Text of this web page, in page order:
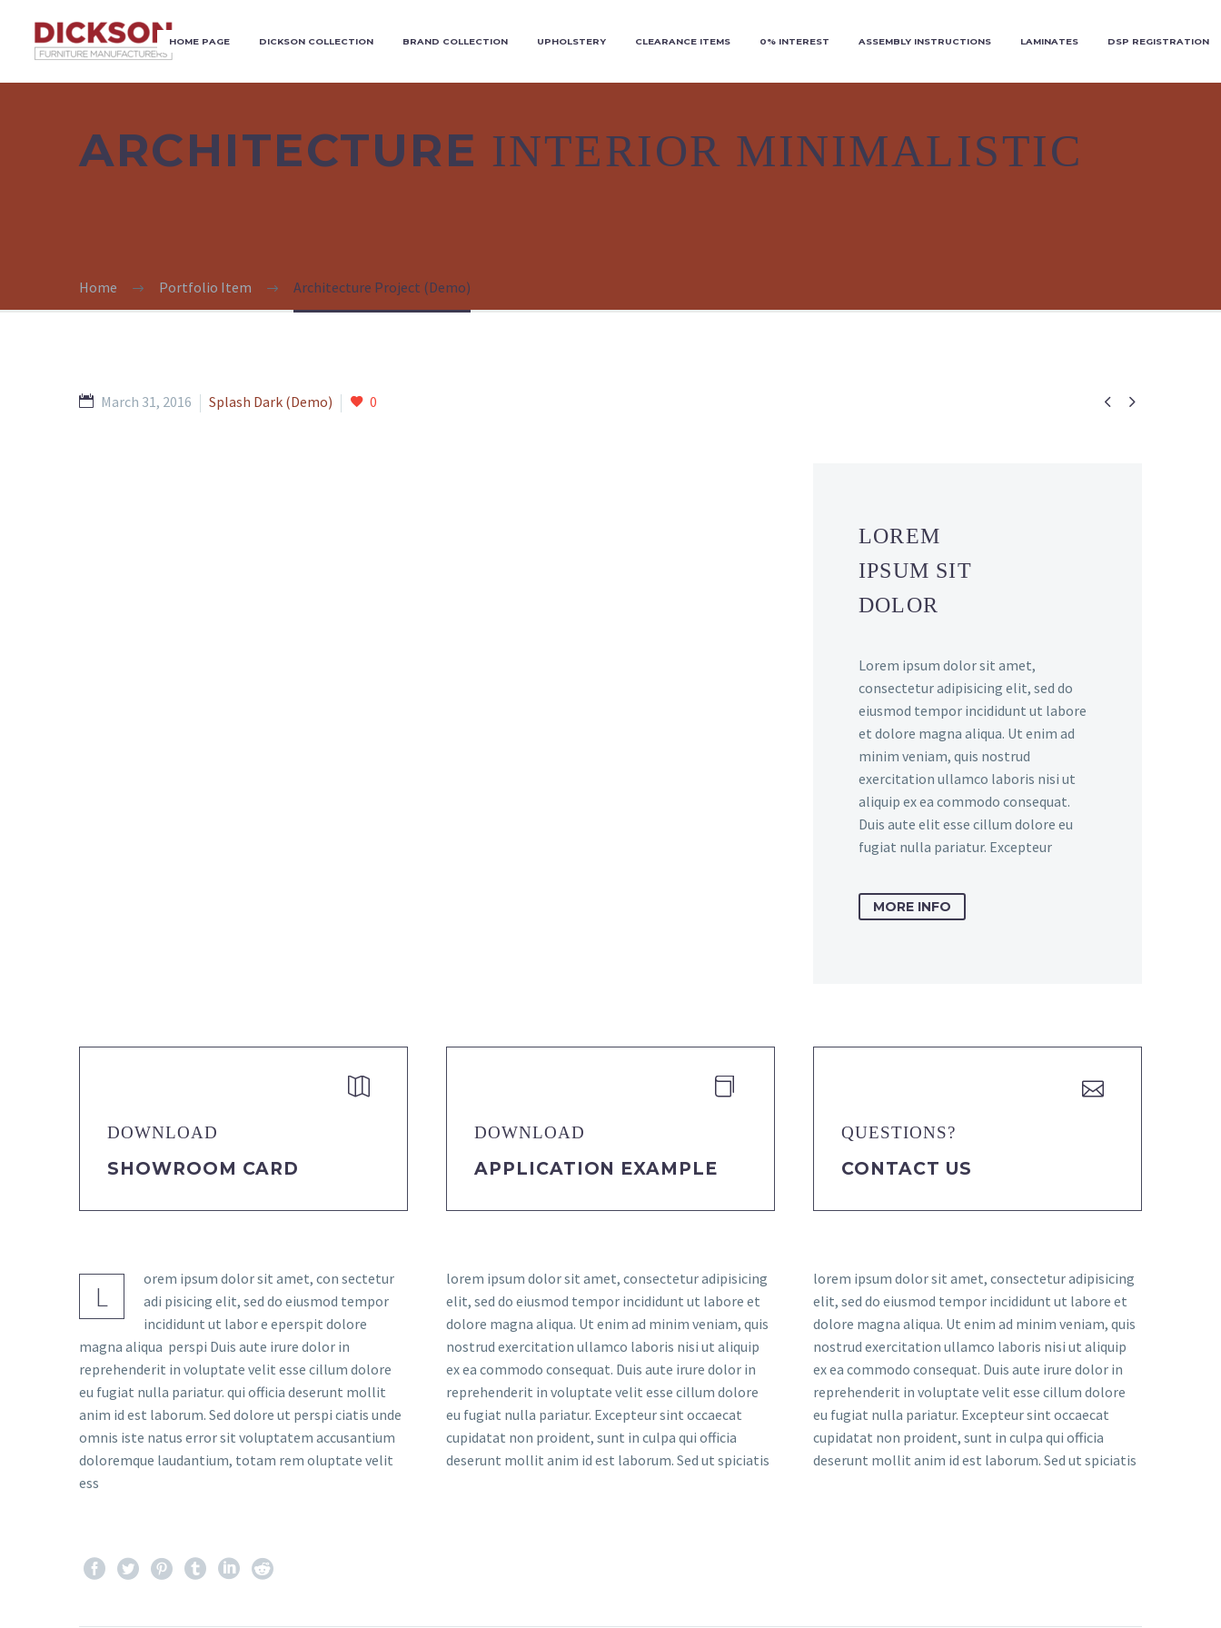
HOME PAGE DICKSON COLLECTION BRAND COLLECTION UPHOLSTERY CLEARANCE ITEMS 0% INTEREST ASSEMBLY INSTRUCTIONS LAMINATES DSP REGISTRATION
ARCHITECTURE INTERIOR MINIMALISTIC
Home Portfolio Item Architecture Project (Demo)
 
March 31, 2016 Splash Dark (Demo) 0
LOREM
IPSUM SIT
DOLOR
Lorem ipsum dolor sit amet,
consectetur adipisicing elit, sed do
eiusmod tempor incididunt ut labore
et dolore magna aliqua. Ut enim ad
minim veniam, quis nostrud
exercitation ullamco laboris nisi ut
aliquip ex ea commodo consequat.
Duis aute elit esse cillum dolore eu
fugiat nulla pariatur. Excepteur
MORE INFO


DOWNLOAD
SHOWROOM CARD


DOWNLOAD
APPLICATION EXAMPLE


QUESTIONS?
CONTACT US
L
orem ipsum dolor sit amet, con sectetur
adi pisicing elit, sed do eiusmod tempor
incididunt ut labor e eperspit dolore
magna aliqua perspi Duis aute irure dolor in
reprehenderit in voluptate velit esse cillum dolore
eu fugiat nulla pariatur. qui officia deserunt mollit
anim id est laborum. Sed dolore ut perspi ciatis unde
omnis iste natus error sit voluptatem accusantium
doloremque laudantium, totam rem oluptate velit
ess
lorem ipsum dolor sit amet, consectetur adipisicing
elit, sed do eiusmod tempor incididunt ut labore et
dolore magna aliqua. Ut enim ad minim veniam, quis
nostrud exercitation ullamco laboris nisi ut aliquip
ex ea commodo consequat. Duis aute irure dolor in
reprehenderit in voluptate velit esse cillum dolore
eu fugiat nulla pariatur. Excepteur sint occaecat
cupidatat non proident, sunt in culpa qui officia
deserunt mollit anim id est laborum. Sed ut spiciatis
lorem ipsum dolor sit amet, consectetur adipisicing
elit, sed do eiusmod tempor incididunt ut labore et
dolore magna aliqua. Ut enim ad minim veniam, quis
nostrud exercitation ullamco laboris nisi ut aliquip
ex ea commodo consequat. Duis aute irure dolor in
reprehenderit in voluptate velit esse cillum dolore
eu fugiat nulla pariatur. Excepteur sint occaecat
cupidatat non proident, sunt in culpa qui officia
deserunt mollit anim id est laborum. Sed ut spiciatis